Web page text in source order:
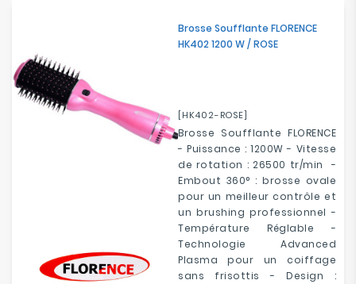
Brosse Soufflante FLORENCE
HK402 1200 W / ROSE
[HK402-ROSE]
Brosse Soufflante FLORENCE
- Puissance : 1200W - Vitesse
de rotation : 26500 tr/min -
Embout 360° : brosse ovale
pour un meilleur contrôle et
un brushing professionnel -
Température Réglable -
Technologie Advanced
Plasma pour un coiffage
sans frisottis - Design :